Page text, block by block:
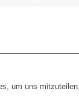
um uns